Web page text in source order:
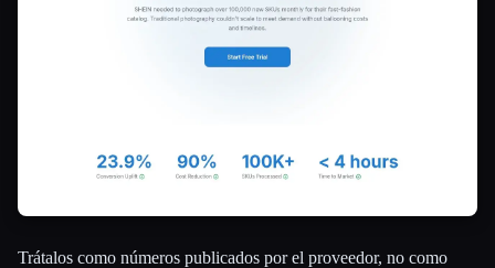
Trátalos como números publicados por el proveedor, no como